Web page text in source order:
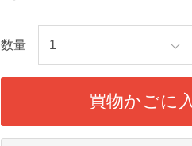
数量
買物かごに